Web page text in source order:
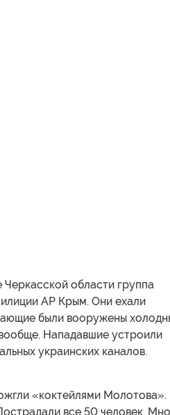
области группа
АР Крым. Они ехали
были вооружены
Нападавшие устроили
украинских каналов.
«коктейлями Молотова».
все 50 человек.